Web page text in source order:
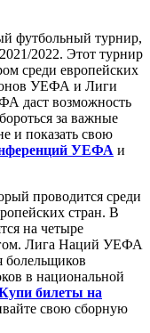
футбольный турнир,
2022. Этот турнир
среди европейских
УЕФА и Лиги
даст возможность
за важные
и показать свою
УЕФА и
проводится среди
стран. В
на четыре
Лига Наций УЕФА
болельщиков
в национальной
билеты на
свою сборную